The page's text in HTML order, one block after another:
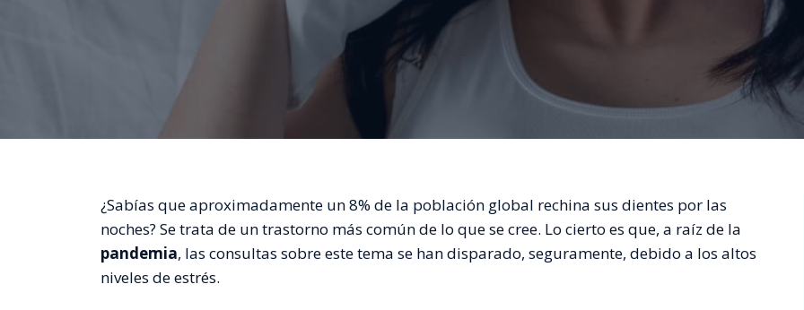
¿Sabías que aproximadamente un 8% de la población global rechina sus dientes por las
noches? Se trata de un trastorno más común de lo que se cree. Lo cierto es que, a raíz de la
pandemia, las consultas sobre este tema se han disparado, seguramente, debido a los altos
niveles de estrés.